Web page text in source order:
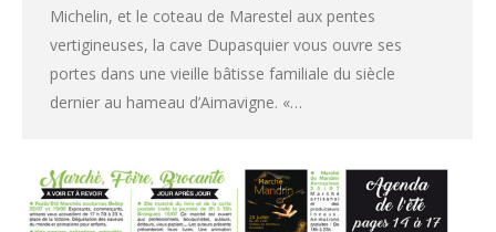
Michelin, et le coteau de Marestel aux pentes
vertigineuses, la cave Dupasquier vous ouvre ses
portes dans une vieille bâtisse familiale du siècle
dernier au hameau d’Aimavigne. «…